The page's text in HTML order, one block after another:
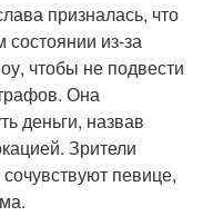
призналась, что
из-за
чтобы не подвести
Она
деньги, назвав
Зрители
певице,